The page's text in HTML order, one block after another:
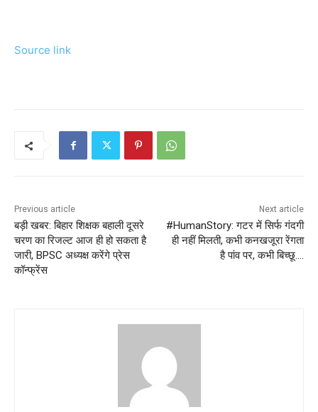
Source link
Previous article
बड़ी खबर: बिहार शिक्षक बहाली दूसरे
चरण का रिजल्ट आज ही हो सकता है
जारी, BPSC अध्यक्ष करेंगे प्रेस
कॉन्फ्रेंस
Next article
#HumanStory: गटर में सिर्फ गंदगी
ही नहीं मिलती, कभी कनखजूरा रेंगता
है पांव पर, कभी बिच्छू….